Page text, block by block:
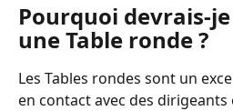
Pourquoi devrais-
une Table ronde ?
Les Tables rondes sont un
en contact avec des dirigeants